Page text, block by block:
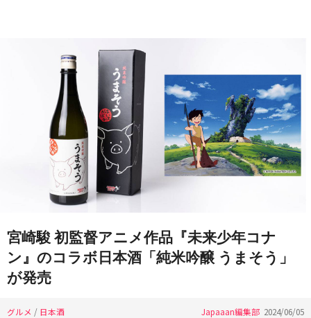
宮崎駿 初監督アニメ作品『未来少年コナ
ン』のコラボ日本酒「純米吟醸 うまそう」
が発売
グルメ / 日本酒 Japaaan編集部 2024/06/05